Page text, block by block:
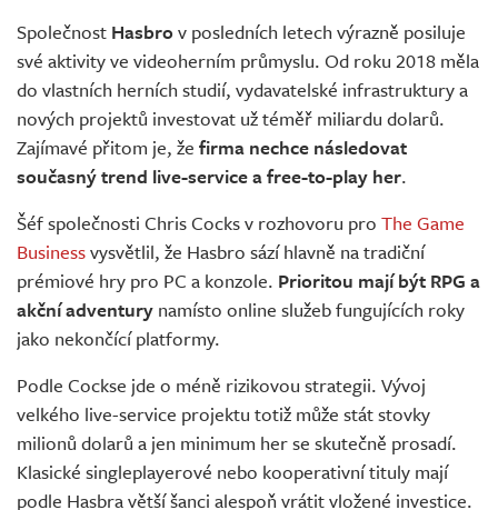
Živě
Společnost Hasbro v posledních letech výrazně posiluje
své aktivity ve videoherním průmyslu. Od roku 2018 měla
do vlastních herních studií, vydavatelské infrastruktury a
nových projektů investovat už téměř miliardu dolarů.
Zajímavé přitom je, že firma nechce následovat
současný trend live-service a free-to-play her.
Šéf společnosti Chris Cocks v rozhovoru pro The Game
Businessvysvětlil, že Hasbro sází hlavně na tradiční
prémiové hry pro PC a konzole. Prioritou mají být RPG a
akční adventury namísto online služeb fungujících roky
jako nekončící platformy.
Podle Cockse jde o méně rizikovou strategii. Vývoj
velkého live-service projektu totiž může stát stovky
milionů dolarů a jen minimum her se skutečně prosadí.
Klasické singleplayerové nebo kooperativní tituly mají
podle Hasbra větší šanci alespoň vrátit vložené investice.